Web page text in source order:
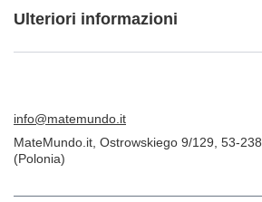
Ulteriori informazioni
info@matemundo.it
MateMundo.it Ostrowskiego 9/129 53-238
(Polonia)